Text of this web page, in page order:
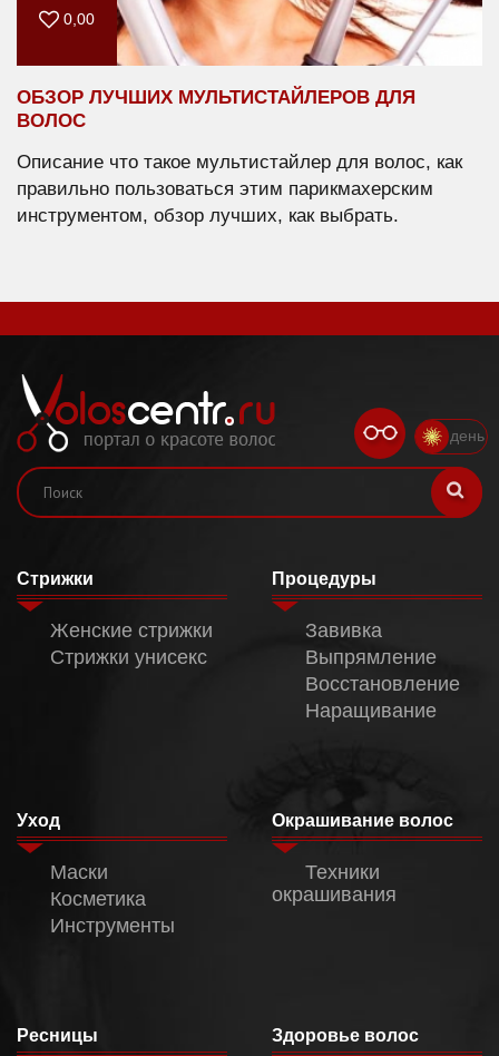
0,00
ОБЗОР ЛУЧШИХ МУЛЬТИСТАЙЛЕРОВ ДЛЯ
ВОЛОС
Описание что такое мультистайлер для волос, как
правильно пользоваться этим парикмахерским
инструментом, обзор лучших, как выбрать.
день
Стрижки
Женские стрижки
Стрижки унисекс
Процедуры
Завивка
Выпрямление
Восстановление
Наращивание
Уход
Маски
Косметика
Инструменты
Окрашивание волос
Техники
окрашивания
Ресницы Здоровье волос